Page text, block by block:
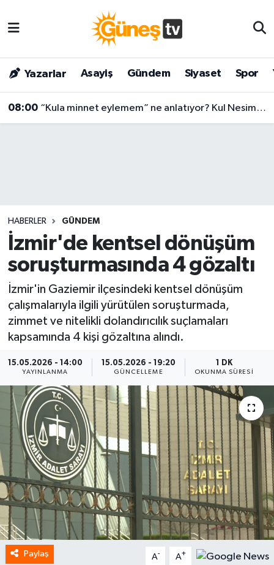
Yazarlar Asayiş Gündem Siyaset Spor
08:00 “Kula minnet eylemem” ne anlatıyor? Kul Nesimi’nin yüzyılları aşan mesajı
HABERLER GÜNDEM
İzmir'de kentsel dönüşüm
soruşturmasında 4 gözaltı
İzmir'in Gaziemir ilçesindeki kentsel dönüşüm
çalışmalarıyla ilgili yürütülen soruşturmada,
zimmet ve nitelikli dolandırıcılık suçlamaları
kapsamında 4 kişi gözaltına alındı.
15.05.2026 - 14:00
YAYINLANMA
15.05.2026 - 19:20
GÜNCELLEME
1 DK
OKUNMA SÜRESI
Paylaş A- A+
Bilim & Teknoloji
Dünya
Magazin
Siyaset
Spor
Yaşam
Malatya Nöbetçi Eczaneler
Malatya Hava Durumu
Malatya Namaz Vakitleri
Son Dakika Haberleri
Haber Arşivi